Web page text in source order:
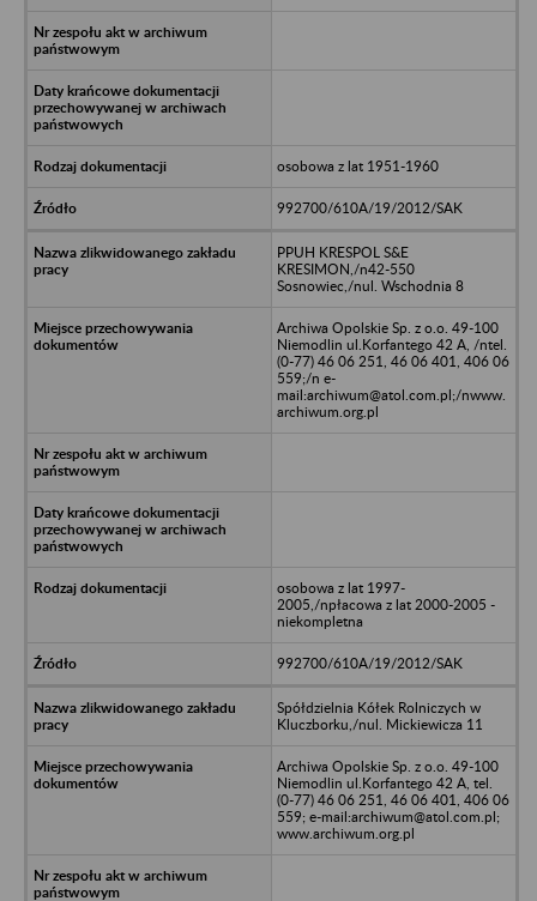
osobowa z lat 1951-1960
992700/610A/19/2012/SAK
PPUH KRESPOL S&E
KRESIMON,/n42-550
Sosnowiec,/nul. Wschodnia 8
Archiwa Opolskie Sp. z o.o. 49-100
Niemodlin ul.Korfantego 42 A, /ntel.
(0-77) 46 06 251, 46 06 401, 406 06
559;/n e-
mail:archiwum@atol.com.pl;/nwww.
archiwum.org.pl
osobowa z lat 1997-
2005,/npłacowa z lat 2000-2005 -
niekompletna
992700/610A/19/2012/SAK
Spółdzielnia Kółek Rolniczych w
Kluczborku,/nul. Mickiewicza 11
Archiwa Opolskie Sp. z o.o. 49-100
Niemodlin ul.Korfantego 42 A, tel.
(0-77) 46 06 251, 46 06 401, 406 06
559; e-mail:archiwum@atol.com.pl;
www.archiwum.org.pl